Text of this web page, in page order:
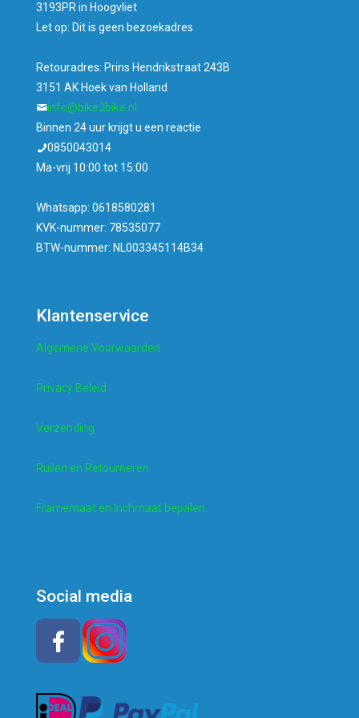
3193PR in Hoogvliet
Let op: Dit is geen bezoekadres
Retouradres: Prins Hendrikstraat 243B
3151 AK Hoek van Holland
info@bike2bike.nl
Binnen 24 uur krijgt u een reactie
0850043014
Ma-vrij 10:00 tot 15:00
Whatsapp: 0618580281
KVK-nummer: 78535077
BTW-nummer: NL003345114B34
Klantenservice
Algemene Voorwaarden
Privacy Beleid
Verzending
Ruilen en Retourneren
Framemaat en Inchmaat bepalen
Social media